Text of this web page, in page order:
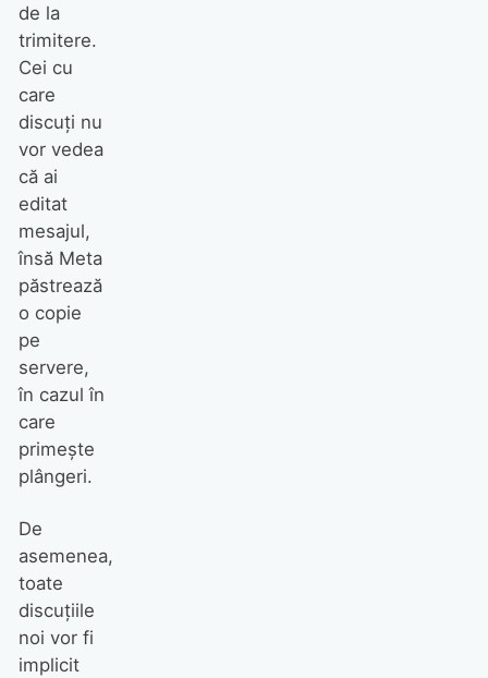
de la
trimitere.
Cei cu
care
discuți nu
vor vedea
că ai
editat
mesajul,
însă Meta
păstrează
o copie
pe
servere,
în cazul în
care
primește
plângeri.
De
asemenea,
toate
discuțiile
noi vor fi
implicit